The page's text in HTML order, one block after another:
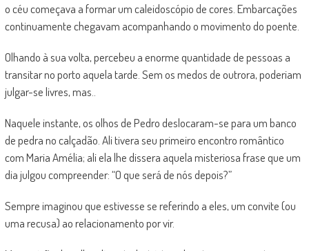
o céu começava a formar um caleidoscópio de cores. Embarcações
continuamente chegavam acompanhando o movimento do poente.
Olhando à sua volta, percebeu a enorme quantidade de pessoas a
transitar no porto aquela tarde. Sem os medos de outrora, poderiam
julgar-se livres, mas..
Naquele instante, os olhos de Pedro deslocaram-se para um banco
de pedra no calçadão. Ali tivera seu primeiro encontro romântico
com Maria Amélia; ali ela lhe dissera aquela misteriosa frase que um
dia julgou compreender: “O que será de nós depois?”
Sempre imaginou que estivesse se referindo a eles, um convite (ou
uma recusa) ao relacionamento por vir.